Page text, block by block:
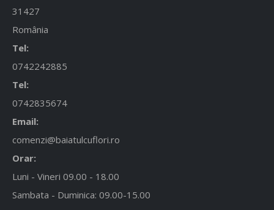
31427
România
Tel:
0742242885
Tel:
0742835674
Email:
comenzi@baiatulcuflori.ro
Orar:
Luni - Vineri 09.00 - 18.00
Sambata - Duminica: 09.00-15.00